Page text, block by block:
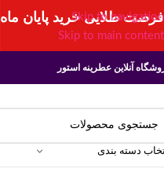
Skip to navigation
Skip to main content
آنلاین عطرینه استور
دسته بندی
فرصت طلایی خرید پایان ماه